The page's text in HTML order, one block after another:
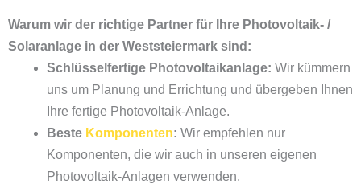
Warum wir der richtige Partner für Ihre Photovoltaik- /
Solaranlage in der Weststeiermark sind:
Schlüsselfertige Photovoltaikanlage: Wir kümmern
uns um Planung und Errichtung und übergeben Ihnen
Ihre fertige Photovoltaik-Anlage.
Beste Komponenten: Wir empfehlen nur
Komponenten, die wir auch in unseren eigenen
Photovoltaik-Anlagen verwenden.